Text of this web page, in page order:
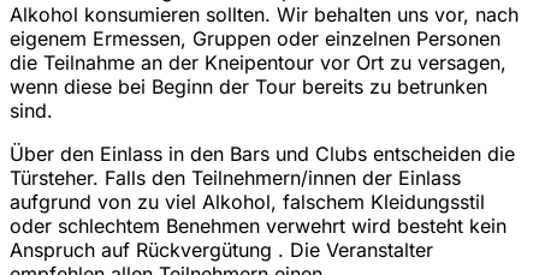
Alkohol konsumieren sollten. Wir behalten uns vor, nach
eigenem Ermessen, Gruppen oder einzelnen Personen
die Teilnahme an der Kneipentour vor Ort zu versagen,
wenn diese bei Beginn der Tour bereits zu betrunken
sind.
Über den Einlass in den Bars und Clubs entscheiden die
Türsteher. Falls den Teilnehmern/innen der Einlass
aufgrund von zu viel Alkohol, falschem Kleidungsstil
oder schlechtem Benehmen verwehrt wird besteht kein
Anspruch auf Rückvergütung . Die Veranstalter